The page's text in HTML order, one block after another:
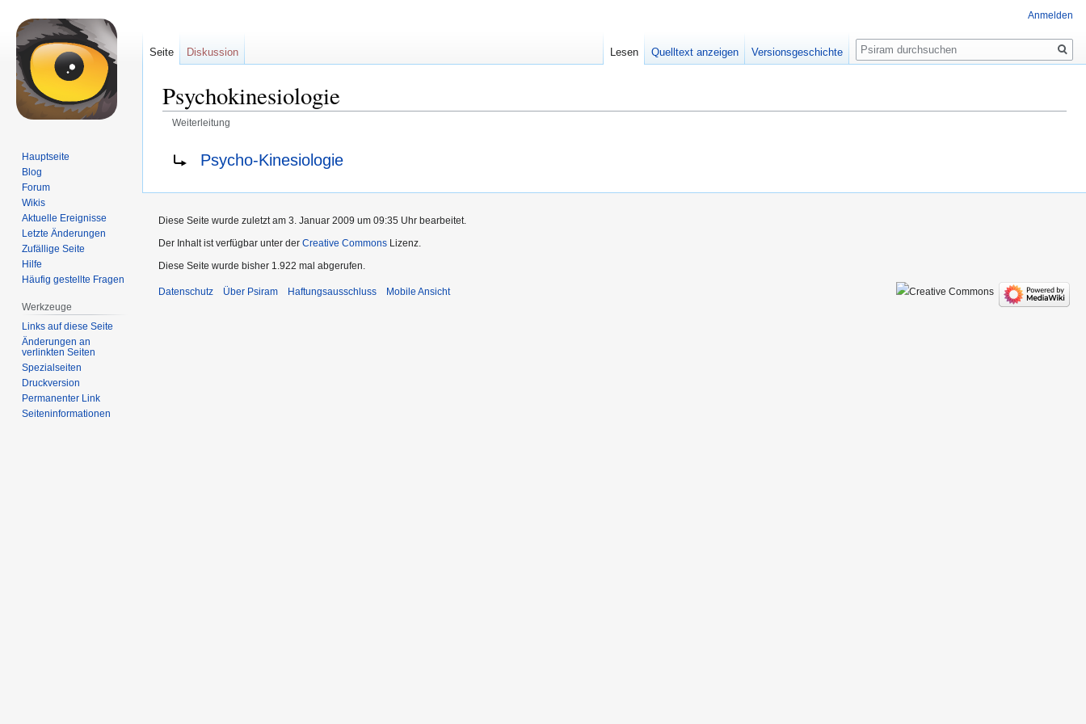
Psychokinesiologie
Weiterleitung
Navigation
Suche
Weiterleitung nach:
Psycho-Kinesiologie
Anmelden
Seite Diskussion Lesen Quelltext anzeigen Versionsgeschichte
Suche
Hauptseite
Blog
Forum
Wikis
Aktuelle Ereignisse
Letzte Änderungen
Zufällige Seite
Hilfe
Häufig gestellte Fragen
Werkzeuge
Links auf diese Seite
Änderungen an
verlinkten Seiten
Spezialseiten
Druckversion
Permanenter Link
Seiten­informationen
Diese Seite wurde zuletzt am 3. Januar 2009 um 09:35 Uhr bearbeitet.
Der Inhalt ist verfügbar unter der Creative Commons Lizenz.
Diese Seite wurde bisher 1.922 mal abgerufen.
Datenschutz Über Psiram Haftungsausschluss Mobile Ansicht